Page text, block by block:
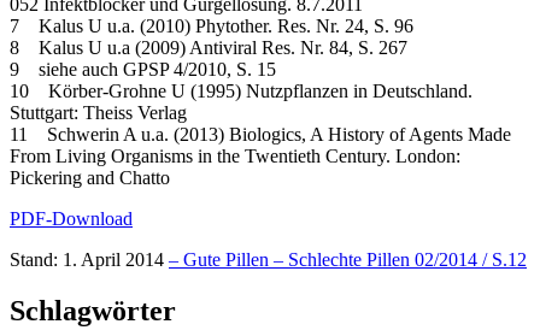
7 Kalus U u.a. (2010) Phytother. Res. Nr. 24, S. 96
8 Kalus U u.a (2009) Antiviral Res. Nr. 84, S. 267
9 siehe auch GPSP 4/2010, S. 15
10 Körber-Grohne U (1995) Nutzpflanzen in Deutschland.
Stuttgart: Theiss Verlag
11 Schwerin A u.a. (2013) Biologics, A History of Agents Made
From Living Organisms in the Twentieth Century. London:
Pickering and Chatto
PDF-Download
Stand: 1. April 2014 – Gute Pillen – Schlechte Pillen 02/2014 / S.12
Schlagwörter